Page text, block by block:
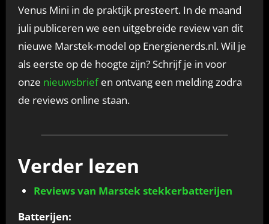
Venus Mini in de praktijk presteert. In de maand
juli publiceren we een uitgebreide review van dit
nieuwe Marstek-model op Energienerds.nl. Wil je
als eerste op de hoogte zijn? Schrijf je in voor
onze nieuwsbriefen ontvang een melding zodra
de reviews online staan.
Verder lezen
Reviews van Marstek stekkerbatterijen
Batterijen: